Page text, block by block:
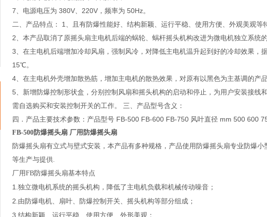
7、电源电压为 380V、220V，频率为 50Hz。
二、产品特点： 1、且有防爆性能好、结构新颖、运行平稳、使用方便、外观美观等
2、本产品取消了原摇头扇主电机后端的蜗轮、蜗杆摇头机构改进为微电机独立系统
3、在主电机后端增加冷却风扇，强制风冷，对降低主电机温升起到好的冷却效果，
15℃。
4、在主电机外壳增加散热筋，增加主电机的散热效果，对原有以黑色为主基调的产
5、新增防爆控制形状盒，分别控制风扇和摇头机构的启动和停止，为用户安装接线
需自选购买和安装控制开关的工作。 三、产品型号含义：
四．产品主要技术参数：产品型号 FB-500 FB-600 FB-750 风叶直径 mm 500 600
FB-500防爆摇头扇 厂用防爆摇头扇
防爆摇头扇有立式与壁式安装，本产品有多种规格，产品使用防爆摇头扇专业防爆
等生产与提供.
厂用FB防爆摇头扇基本特点
1. 独立微电机系统的摇头机构，降低了主电机负载和机械传动噪音；
2. 由防爆电机、扇叶、防爆控制开关、摇头机构等部分组成；
3. 结构新颖、运行平稳、使用方便、外形美观；